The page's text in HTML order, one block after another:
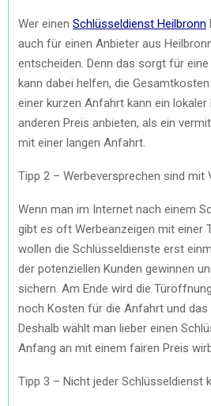
Wer einen Schlüsseldienst Heilbronn
auch für einen Anbieter aus
entscheiden. Denn das sorgt für
kann dabei helfen, die
einer kurzen Anfahrt kann ein lokaler
anderen Preis anbieten, als ein
mit einer langen Anfahrt.
Tipp 2 – Werbeversprechen sind mit
Wenn man im Internet nach einem
gibt es oft Werbeanzeigen mit einer
wollen die Schlüsseldienste erst
der potenziellen Kunden gewinnen
sichern. Am Ende wird die
noch Kosten für die Anfahrt und das
Deshalb wählt man lieber einen
Anfang an mit einem fairen Preis
Tipp 3 – Nicht jeder Schlüsseldienst